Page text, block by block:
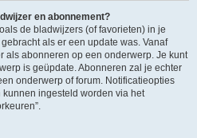
en abonnement?
de bladwijzers (of favorieten) in je
als er een update was. Vanaf
als abonneren op een onderwerp. Je kunt
is geüpdate. Abonneren zal je echter
onderwerp of forum. Notificatieopties
ingesteld worden via het